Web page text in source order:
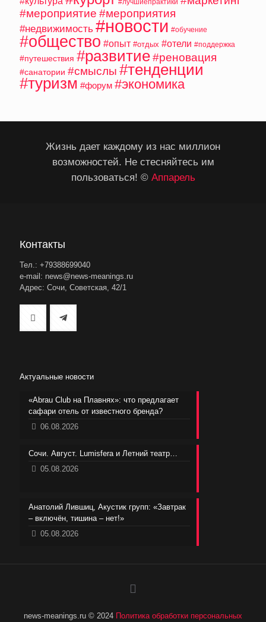
#мероприятие #мероприятия
#недвижимость #новости #обучение
#общество #опыт #отдых #отели #поддержка
#путешествия #развитие#реновация
#санатории #смыслы #тенденции
#туризм #форум #экономика
Жизнь дает каждому из нас миллион
возможностей. Не стесняйтесь им
пользоваться! © Аппарель
Контакты
Тел.: +79388699040
e-mail: news@news-meanings.ru
Адрес: Сочи, Советская, 42/1
Актуальные новости
«Abrau Club на Плавнях»: что предлагает
сафари отель от известного бренда?
06.08.2026
Сочи. Август. Lumisfera и Летний театр…
05.08.2026
Анатолий Лившиц, Акустик групп: «Завтрак
– включён, тишина – нет!»
05.08.2026
news-meanings.ru © 2024 Политика обработки персональных